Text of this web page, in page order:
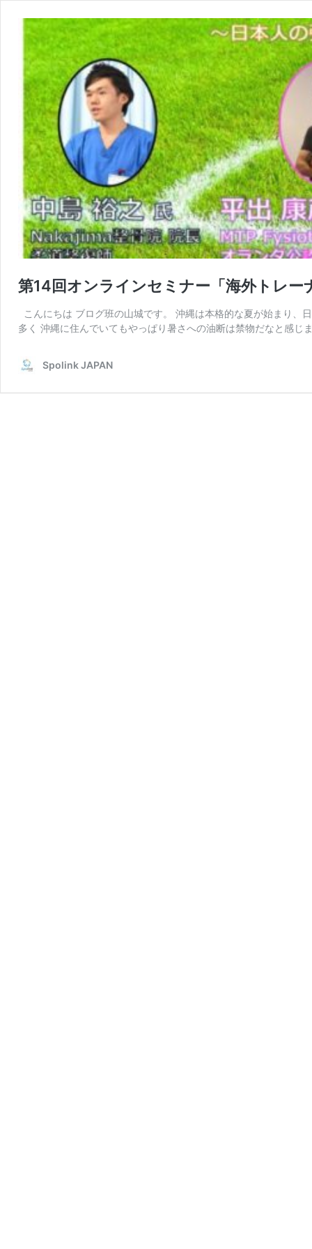
第14回オンラインセミナー「海外トレー
こんにちは ブログ班の山城です。 沖縄は本格的な夏が始まり、
多く 沖縄に住んでいてもやっぱり暑さへの油断は禁物だなと感じ
Spolink JAPAN